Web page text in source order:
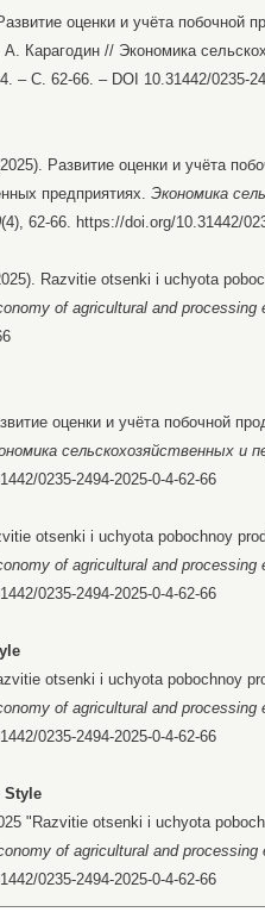
оценки и учёта побочной
Карагодин // Экономика
– С. 62-66. – DOI 10.31442/0235-
Развитие оценки и учёта
предприятиях. Экономика
(4), 62-66. https://doi.org/10.31442/
Razvitie otsenki i uchyota
of agricultural and processing
оценки и учёта побочной
сельскохозяйственных и
0235-2494-2025-0-4-62-66
otsenki i uchyota pobochnoy
of agricultural and processing
0235-2494-2025-0-4-62-66
otsenki i uchyota pobochnoy
of agricultural and processing
0235-2494-2025-0-4-62-66
Style
"Razvitie otsenki i uchyota
of agricultural and processing
0235-2494-2025-0-4-62-66